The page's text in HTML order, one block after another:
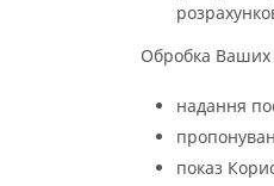
Обробка Ваших
надання
показ